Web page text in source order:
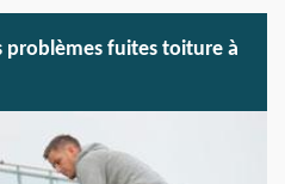
problèmes fuites toiture à